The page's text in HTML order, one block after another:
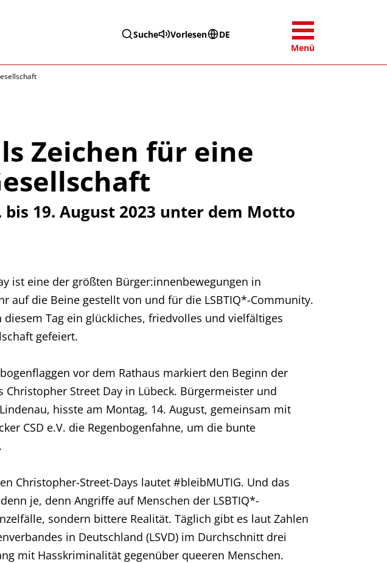
Suche Vorlesen
DE
Menü
Zeichen für eine
19. August 2023 unter dem Motto
ist eine der größten Bürger:innenbewegungen in
auf die Beine gestellt von und für die LSBTIQ*-Community.
diesem Tag ein glückliches, friedvolles und vielfältiges
gefeiert.
vor dem Rathaus markiert den Beginn der
Christopher Street Day in Lübeck. Bürgermeister und
hisste am Montag, 14. August, gemeinsam mit
CSD e.V. die Regenbogenfahne, um die bunte
Christopher-Street-Days lautet #bleibMUTIG. Und das
je, denn Angriffe auf Menschen der LSBTIQ*-
sondern bittere Realität. Täglich gibt es laut Zahlen
in Deutschland (LSVD) im Durchschnitt drei
mit Hasskriminalität gegenüber queeren Menschen.